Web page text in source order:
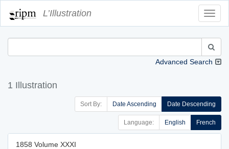
L’Illustration
Advanced Search
1 Illustration
Sort By: Date Ascending Date Descending
Language: English French
1858 Volume XXXI